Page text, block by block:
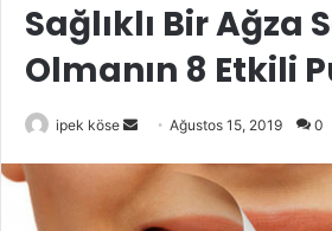
Sağlıklı Bir Ağza
Olmanın 8 Etkili
ipek köse
Bir
posta
Ağustos 15, 2019 0